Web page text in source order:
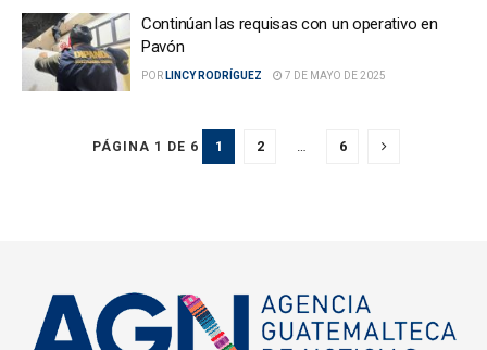
Continúan las requisas con un operativo en
Pavón
POR LINCY RODRÍGUEZ 7 DE MAYO DE 2025
PÁGINA 1 DE 6 1 2 6